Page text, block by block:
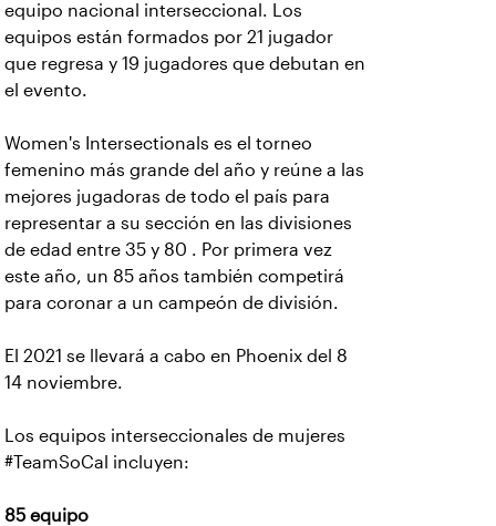
equipo nacional interseccional. Los
equipos están formados por 21 jugador
que regresa y 19 jugadores que debutan en
el evento.
Women's Intersectionals es el torneo
femenino más grande del año y reúne a las
mejores jugadoras de todo el país para
representar a su sección en las divisiones
de edad entre 35 y 80 . Por primera vez
este año, un 85 años también competirá
para coronar a un campeón de división.
El 2021 se llevará a cabo en Phoenix del 8
14 noviembre.
Los equipos interseccionales de mujeres
#TeamSoCal incluyen:
85 equipo